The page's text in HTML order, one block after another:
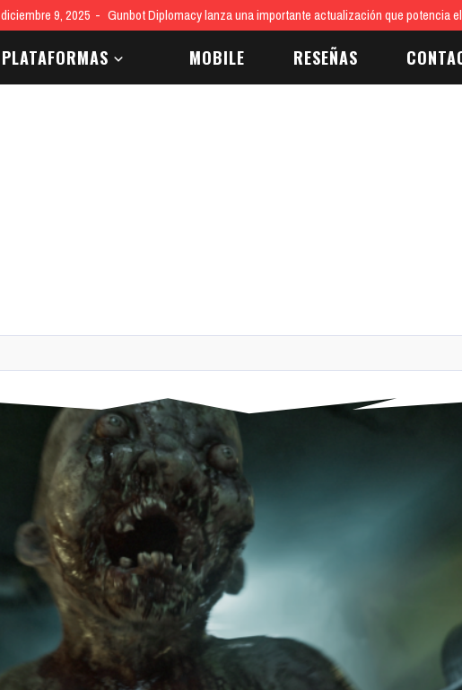
diciembre 9, 2025 Gunbot Diplomacy lanza una importante actualización que potencia
PLATAFORMAS MOBILE RESEÑAS